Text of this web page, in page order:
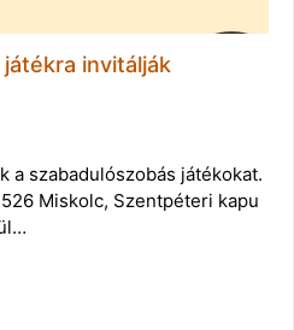
játékra invitálják
a szabadulószobás játékokat.
Miskolc, Szentpéteri kapu